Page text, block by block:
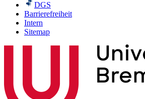
DGS
Barrierefreiheit
Intern
Sitemap